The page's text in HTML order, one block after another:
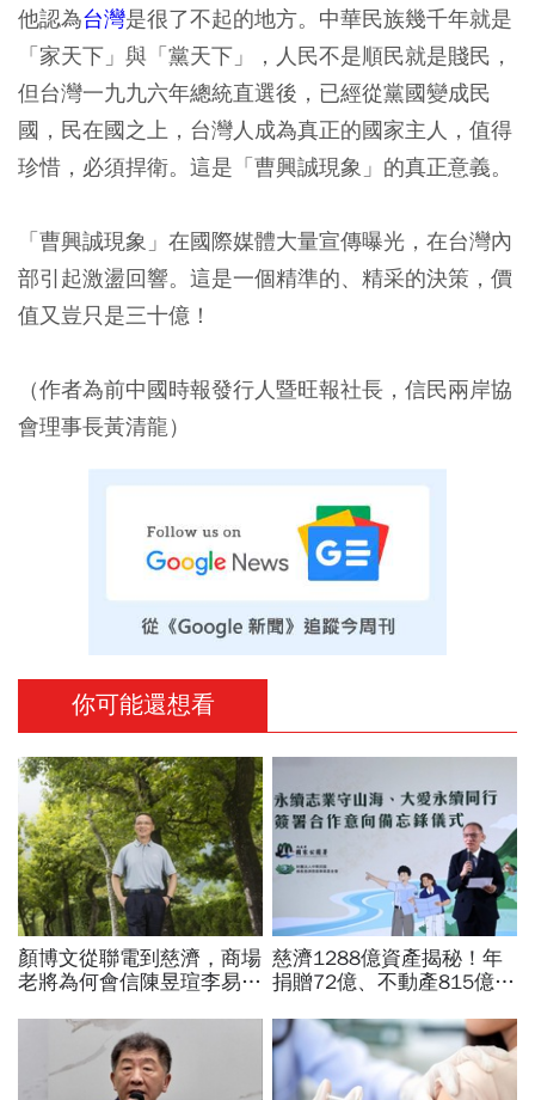
他認為台灣是很了不起的地方。中華民族幾千年就是
「家天下」與「黨天下」，人民不是順民就是賤民，
但台灣一九九六年總統直選後，已經從黨國變成民
國，民在國之上，台灣人成為真正的國家主人，值得
珍惜，必須捍衛。這是「曹興誠現象」的真正意義。
「曹興誠現象」在國際媒體大量宣傳曝光，在台灣內
部引起激盪回響。這是一個精準的、精采的決策，價
值又豈只是三十億！
（作者為前中國時報發行人暨旺報社長，信民兩岸協
會理事長黃清龍）
你可能還想看
顏博文從聯電到慈濟，商場
老將為何會信陳昱瑄李易
聲：將捍衛信眾捐款、蔡英
慈濟1288億資產揭秘！年
捐贈72億、不動產815億…
採購經過，他拆解信件批越
描越黑